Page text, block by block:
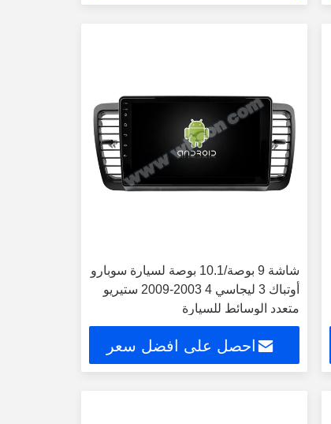
شاشة 9 بوصة/10.1 بوصة لسيارة سوبارو
أوتباك 3 ليجاسي 4 2003-2009 ستيريو
متعدد الوسائط للسيارة
احصل على افضل سعر